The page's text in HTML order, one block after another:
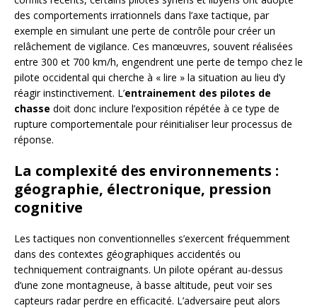
des comportements irrationnels dans l’axe tactique, par
exemple en simulant une perte de contrôle pour créer un
relâchement de vigilance. Ces manœuvres, souvent réalisées
entre 300 et 700 km/h, engendrent une perte de tempo chez le
pilote occidental qui cherche à « lire » la situation au lieu d’y
réagir instinctivement. L’entrainement des pilotes de
chasse doit donc inclure l’exposition répétée à ce type de
rupture comportementale pour réinitialiser leur processus de
réponse.
La complexité des environnements :
géographie, électronique, pression
cognitive
Les tactiques non conventionnelles s’exercent fréquemment
dans des contextes géographiques accidentés ou
techniquement contraignants. Un pilote opérant au-dessus
d’une zone montagneuse, à basse altitude, peut voir ses
capteurs radar perdre en efficacité. L’adversaire peut alors